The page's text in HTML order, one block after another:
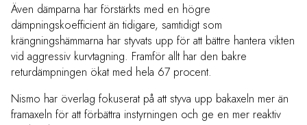
Även dämparna har förstärkts med en högre
dämpningskoefficient än tidigare, samtidigt som
krängningshämmarna har styvats upp för att bättre hantera vikten
vid aggressiv kurvtagning. Framför allt har den bakre
returdämpningen ökat med hela 67 procent.
Nismo har överlag fokuserat på att styva upp bakaxeln mer än
framaxeln för att förbättra instyrningen och ge en mer reaktiv